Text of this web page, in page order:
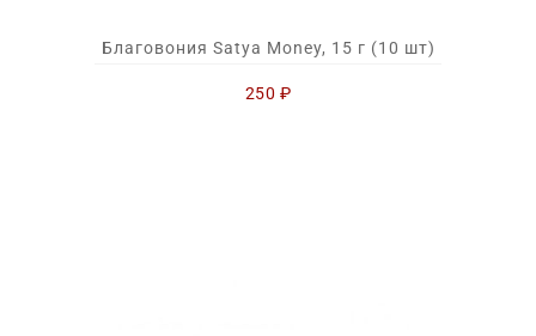
Благовония Satya Money, 15 г (10 шт)
250 ₽